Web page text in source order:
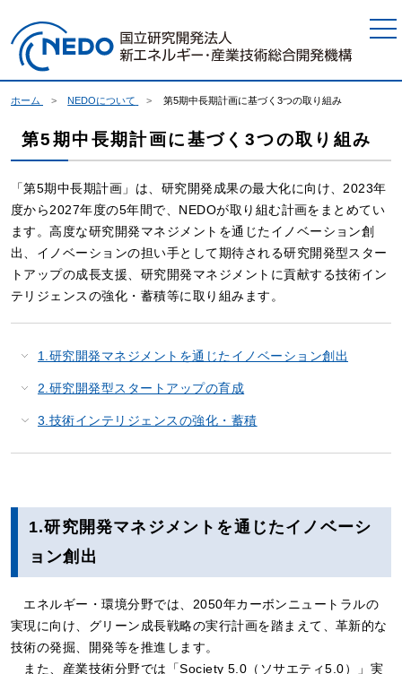
ホーム NEDOについて 第5期中長期計画に基づく3つの取り組み
第5期中長期計画に基づく3つの取り組み
「第5期中長期計画」は、研究開発成果の最大化に向け、2023年
度から2027年度の5年間で、NEDOが取り組む計画をまとめてい
ます。高度な研究開発マネジメントを通じたイノベーション創
出、イノベーションの担い手として期待される研究開発型スター
トアップの成長支援、研究開発マネジメントに貢献する技術イン
テリジェンスの強化・蓄積等に取り組みます。
1.研究開発マネジメントを通じたイノベーション創出
2.研究開発型スタートアップの育成
3.技術インテリジェンスの強化・蓄積
1.研究開発マネジメントを通じたイノベーシ
ョン創出
エネルギー・環境分野では、2050年カーボンニュートラルの
実現に向け、グリーン成長戦略の実行計画を踏まえて、革新的な
技術の発掘、開発等を推進します。
また、産業技術分野では「Society 5.0（ソサエティ5.0）」実